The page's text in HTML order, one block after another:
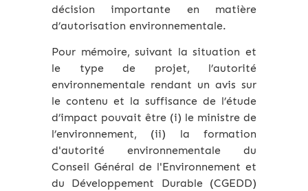
décision importante en matière
d’autorisation environnementale.
Pour mémoire, suivant la situation et
le type de projet, l’autorité
environnementale rendant un avis sur
le contenu et la suffisance de l’étude
d’impact pouvait être (i) le ministre de
l’environnement, (ii) la formation
d'autorité environnementale du
Conseil Général de l'Environnement et
du Développement Durable (CGEDD)